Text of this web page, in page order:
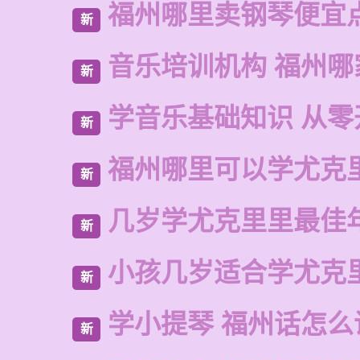
新 福州哪里卖钢琴便宜
新 音乐培训机构 福州
新 学音乐基础知识 从
新 福州哪里可以学尤克
新 几岁学尤克里里最佳
新 小孩几岁适合学尤克
新 学小提琴 福州话怎